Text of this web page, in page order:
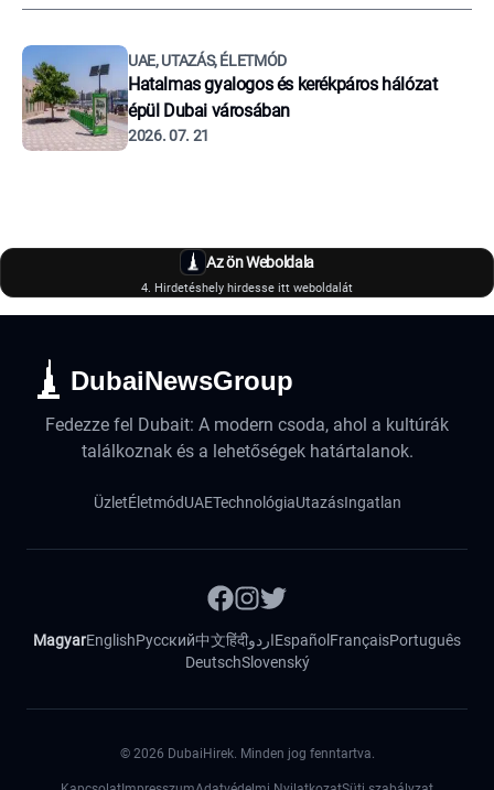
UAE, UTAZÁS, ÉLETMÓD
Hatalmas gyalogos és kerékpáros hálózat
épül Dubai városában
2026. 07. 21
Az ön Weboldala
4. Hirdetéshely hirdesse itt weboldalát
DubaiNewsGroup
Fedezze fel Dubait: A modern csoda, ahol a kultúrák
találkoznak és a lehetőségek határtalanok.
ÜzletÉletmódUAETechnológiaUtazásIngatlan
MagyarEnglishРусский中文हिंदीاردوEspañol FrançaisPortuguês
DeutschSlovenský
© 2026 DubaiHirek. Minden jog fenntartva.